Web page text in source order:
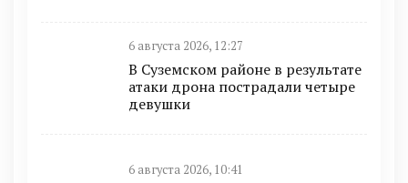
6 августа 2026, 12:27
В Суземском районе в результате
атаки дрона пострадали четыре
девушки
6 августа 2026, 10:41